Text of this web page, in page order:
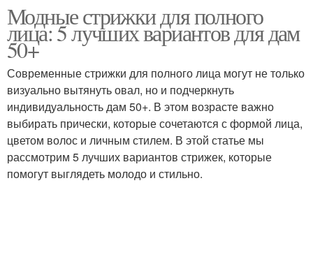
Круглое лицо Лицо в форме
Треугольное лицо
Модные стрижки для полного
лица: 5 лучших вариантов для дам
50+
Современные стрижки для полного лица могут не только
визуально вытянуть овал, но и подчеркнуть
индивидуальность дам 50+. В этом возрасте важно
выбирать прически, которые сочетаются с формой лица,
цветом волос и личным стилем. В этой статье мы
рассмотрим 5 лучших вариантов стрижек, которые
помогут выглядеть молодо и стильно.